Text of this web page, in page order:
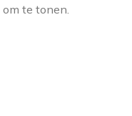
te tonen.